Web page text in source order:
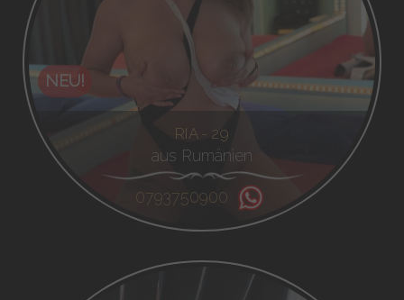
NEU!
RIA - 29
aus Rumänien
0793750900